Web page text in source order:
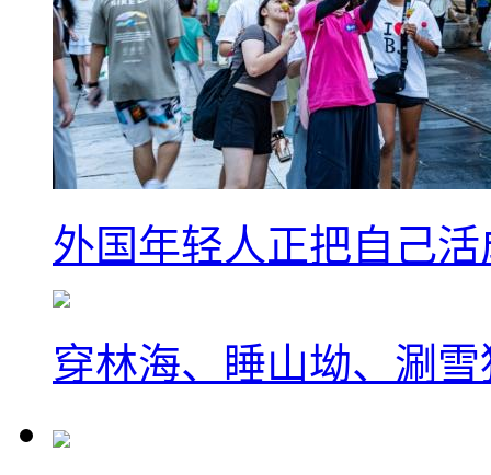
外国年轻人正把自己活
穿林海、睡山坳、涮